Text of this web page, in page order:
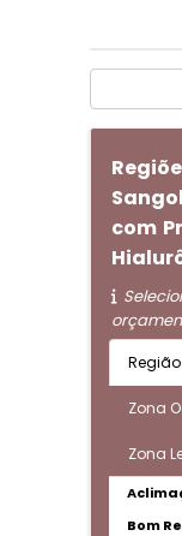
com
Zona
Zona
Bom